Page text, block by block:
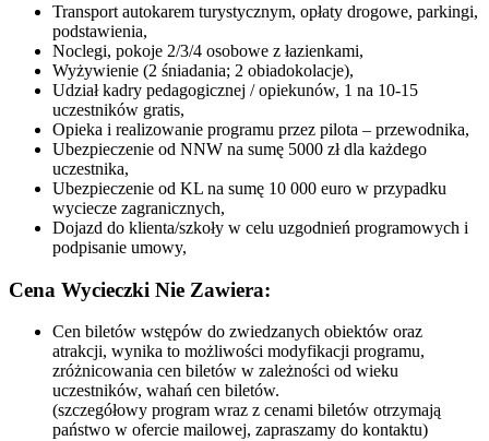
Transport autokarem turystycznym, opłaty drogowe, parkingi,
podstawienia,
Noclegi, pokoje 2/3/4 osobowe z łazienkami,
Wyżywienie (2 śniadania; 2 obiadokolacje),
Udział kadry pedagogicznej / opiekunów, 1 na 10-15
uczestników gratis,
Opieka i realizowanie programu przez pilota – przewodnika,
Ubezpieczenie od NNW na sumę 5000 zł dla każdego
uczestnika,
Ubezpieczenie od KL na sumę 10 000 euro w przypadku
wyciecze zagranicznych,
Dojazd do klienta/szkoły w celu uzgodnień programowych i
podpisanie umowy,
Cena Wycieczki Nie Zawiera:
Cen biletów wstępów do zwiedzanych obiektów oraz
atrakcji, wynika to możliwości modyfikacji programu,
zróżnicowania cen biletów w zależności od wieku
uczestników, wahań cen biletów.
(szczegółowy program wraz z cenami biletów otrzymają
państwo w ofercie mailowej, zapraszamy do kontaktu)